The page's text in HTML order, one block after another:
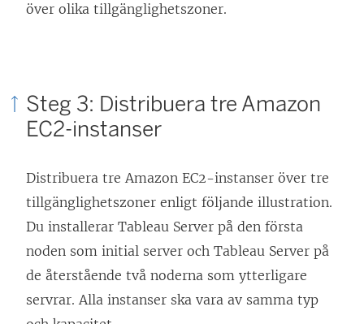
t
n
y
f
över olika tillgänglighetszoner.
Steg 3: Distribuera tre Amazon
EC2-instanser
Distribuera tre Amazon EC2-instanser över tre
tillgänglighetszoner enligt följande illustration.
Du installerar Tableau Server på den första
noden som initial server och Tableau Server på
de återstående två noderna som ytterligare
servrar. Alla instanser ska vara av samma typ